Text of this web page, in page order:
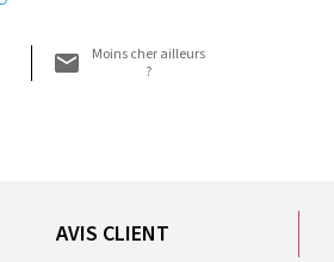
Moins cher ailleurs
?
AVIS CLIENT